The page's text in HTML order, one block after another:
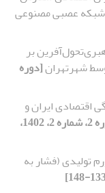
شبکه عصبی مصنوعی
بر
شهرتهران[دوره
ایران و
[دوره 2، شماره 2، 1402،
همه‌گیری کووید۱۹ بر تورم تولیدی (فشار به